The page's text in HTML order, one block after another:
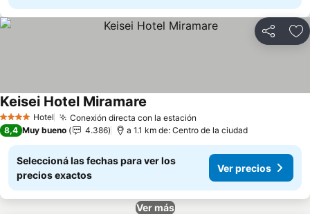
Compartir
4 EstrellasHotel Conexión directa con la estación
Keisei Hotel Miramare
8,4 Muy bueno 4.386 a 1.1 km de: Centro de la ciudad
Seleccioná las fechas para ver los
precios exactos
Ver precios
Ver más